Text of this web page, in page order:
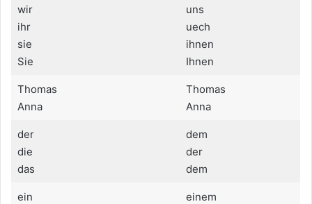
wir
ihr
sie
Sie
uns
uech
ihnen
Ihnen
Thomas
Anna
Thomas
Anna
der
die
das
dem
der
dem
ein
einem